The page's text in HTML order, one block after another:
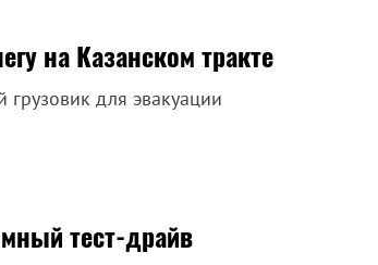
на Казанском тракте
для эвакуации
тест-драйв